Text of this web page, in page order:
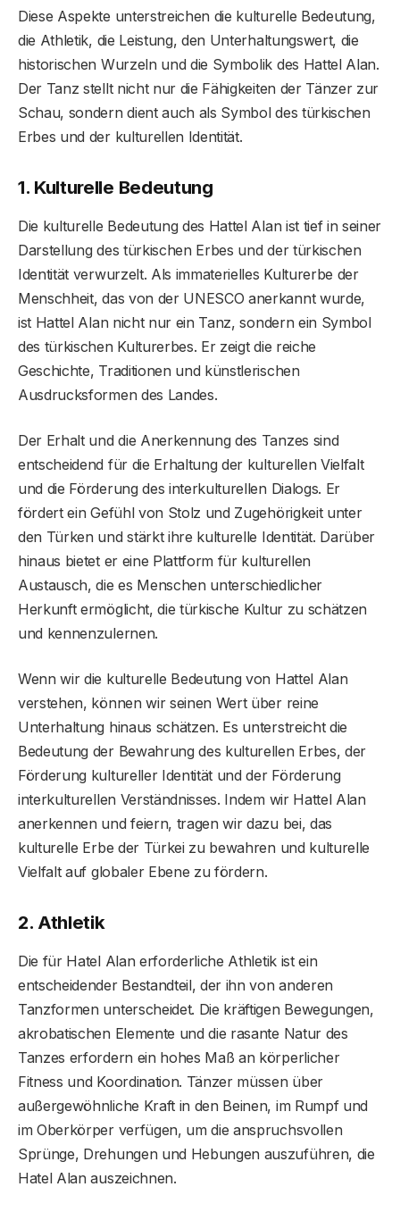
Diese Aspekte unterstreichen die kulturelle Bedeutung,
die Athletik, die Leistung, den Unterhaltungswert, die
historischen Wurzeln und die Symbolik des Hattel Alan.
Der Tanz stellt nicht nur die Fähigkeiten der Tänzer zur
Schau, sondern dient auch als Symbol des türkischen
Erbes und der kulturellen Identität.
1. Kulturelle Bedeutung
Die kulturelle Bedeutung des Hattel Alan ist tief in seiner
Darstellung des türkischen Erbes und der türkischen
Identität verwurzelt. Als immaterielles Kulturerbe der
Menschheit, das von der UNESCO anerkannt wurde,
ist Hattel Alan nicht nur ein Tanz, sondern ein Symbol
des türkischen Kulturerbes. Er zeigt die reiche
Geschichte, Traditionen und künstlerischen
Ausdrucksformen des Landes.
Der Erhalt und die Anerkennung des Tanzes sind
entscheidend für die Erhaltung der kulturellen Vielfalt
und die Förderung des interkulturellen Dialogs. Er
fördert ein Gefühl von Stolz und Zugehörigkeit unter
den Türken und stärkt ihre kulturelle Identität. Darüber
hinaus bietet er eine Plattform für kulturellen
Austausch, die es Menschen unterschiedlicher
Herkunft ermöglicht, die türkische Kultur zu schätzen
und kennenzulernen.
Wenn wir die kulturelle Bedeutung von Hattel Alan
verstehen, können wir seinen Wert über reine
Unterhaltung hinaus schätzen. Es unterstreicht die
Bedeutung der Bewahrung des kulturellen Erbes, der
Förderung kultureller Identität und der Förderung
interkulturellen Verständnisses. Indem wir Hattel Alan
anerkennen und feiern, tragen wir dazu bei, das
kulturelle Erbe der Türkei zu bewahren und kulturelle
Vielfalt auf globaler Ebene zu fördern.
2. Athletik
Die für Hatel Alan erforderliche Athletik ist ein
entscheidender Bestandteil, der ihn von anderen
Tanzformen unterscheidet. Die kräftigen Bewegungen,
akrobatischen Elemente und die rasante Natur des
Tanzes erfordern ein hohes Maß an körperlicher
Fitness und Koordination. Tänzer müssen über
außergewöhnliche Kraft in den Beinen, im Rumpf und
im Oberkörper verfügen, um die anspruchsvollen
Sprünge, Drehungen und Hebungen auszuführen, die
Hatel Alan auszeichnen.